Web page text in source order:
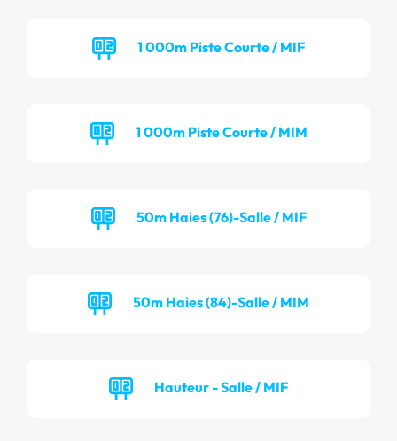
1 000m Piste Courte / MIF
1 000m Piste Courte / MIM
50m Haies (76)-Salle / MIF
50m Haies (84)-Salle / MIM
Hauteur - Salle / MIF